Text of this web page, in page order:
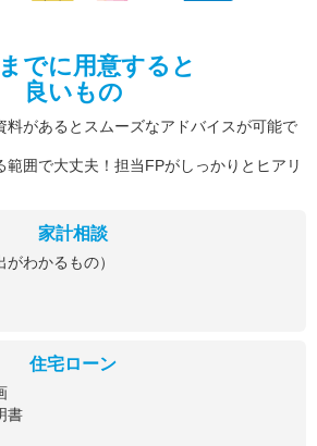
でに用意すると
良いもの
料があるとスムーズなアドバイスが可能で
範囲で大丈夫！担当FPがしっかりとヒアリ
家計相談
がわかるもの）
住宅ローン
書